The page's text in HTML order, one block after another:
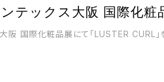
テックス大阪 国際化粧
国際化粧品展にて「LUSTER CURL」